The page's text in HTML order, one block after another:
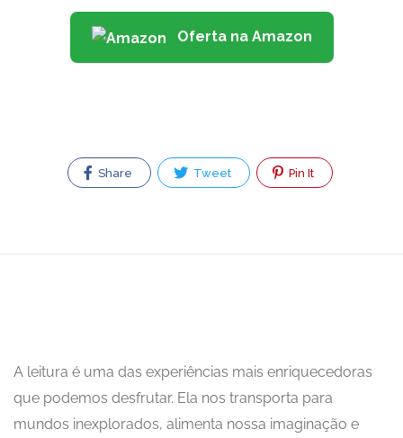
Oferta na Amazon
Share Tweet Pin It
A leitura é uma das experiências mais enriquecedoras
que podemos desfrutar. Ela nos transporta para
mundos inexplorados, alimenta nossa imaginação e